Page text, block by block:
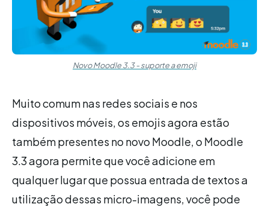
Novo Moodle 3.3 - suporte a emoji
Muito comum nas redes sociais e nos
dispositivos móveis, os emojis agora estão
também presentes no novo Moodle, o Moodle
3.3 agora permite que você adicione em
qualquer lugar que possua entrada de textos a
utilização dessas micro-imagens, você pode